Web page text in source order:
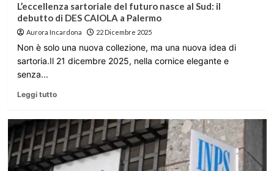
L’eccellenza sartoriale del futuro nasce al Sud: il
debutto di DES CAIOLA a Palermo
Aurora Incardona 22 Dicembre 2025
Non è solo una nuova collezione, ma una nuova idea di
sartoria.Il 21 dicembre 2025, nella cornice elegante e
senza...
Leggi tutto